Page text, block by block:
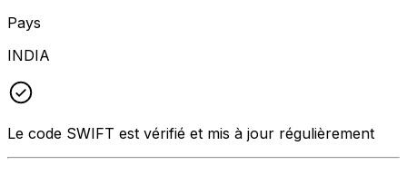
Pays
INDIA
Le code SWIFT est vérifié et mis à jour régulièrement